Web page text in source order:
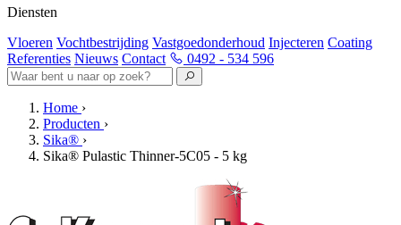
Diensten
Vloeren Vochtbestrijding Vastgoedonderhoud Injecteren Coating
Referenties Nieuws Contact 0492 - 534 596
Home ›
Producten ›
Sika® ›
Sika® Pulastic Thinner-5C05 - 5 kg